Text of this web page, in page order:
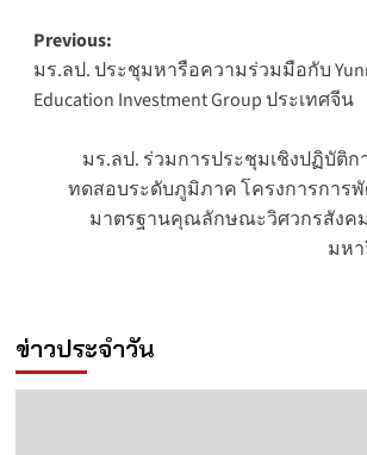
Post
navigation
Previous:
มร.ลป. ประชุมหารือความร่วมมือกับ
Education Investment Group ประเทศจีน
มร.ลป. ร่วมการประชุมเชิงปฏิบัติ
ทดสอบระดับภูมิภาค โครงการการ
มาตรฐานคุณลักษณะวิศวกรสังค
มห
ข่าวประจำวัน